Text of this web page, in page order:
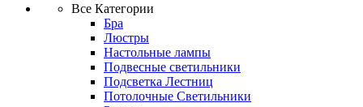
Все Категории
Бра
Люстры
Настольные лампы
Подвесные светильники
Подсветка Лестниц
Потолочные Светильники